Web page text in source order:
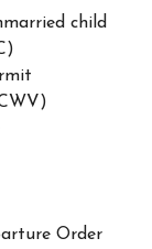
child
Order